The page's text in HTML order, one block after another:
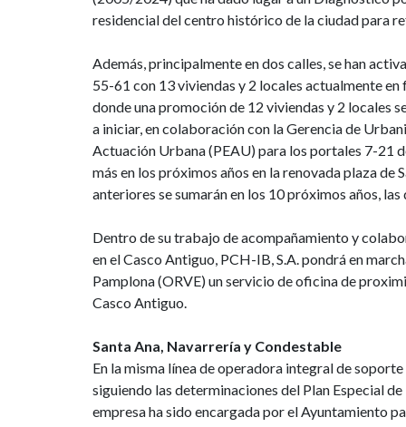
residencial del centro histórico de la ciudad para
Además, principalmente en dos calles, se han
55-61 con 13 viviendas y 2 locales actualmente en
donde una promoción de 12 viviendas y 2 locales
a iniciar, en colaboración con la Gerencia de
Actuación Urbana (PEAU) para los portales 7-21
más en los próximos años en la renovada plaza de
anteriores se sumarán en los 10 próximos años, las
Dentro de su trabajo de acompañamiento y
en el Casco Antiguo, PCH-IB, S.A. pondrá en
Pamplona (ORVE) un servicio de oficina de
Casco Antiguo.
Santa Ana, Navarrería y Condestable
En la misma línea de operadora integral de
siguiendo las determinaciones del Plan Especial
empresa ha sido encargada por el Ayuntamiento